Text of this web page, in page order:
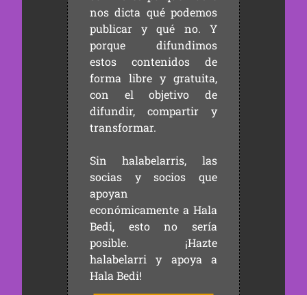
nos dicta qué podemos
publicar y qué no. Y
porque difundimos
estos contenidos de
forma libre y gratuita,
con el objetivo de
difundir, compartir y
transformar.
Sin halabelarris, las
socias y socios que
apoyan
económicamente a Hala
Bedi, esto no sería
posible. ¡Hazte
halabelarri y apoya a
Hala Bedi!